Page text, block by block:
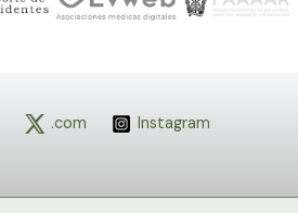
.com Instagram